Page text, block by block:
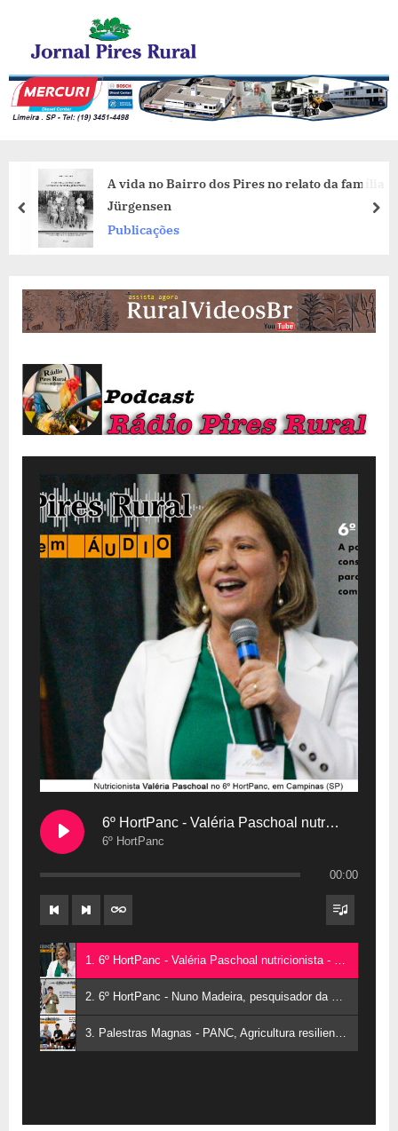
content
A vida no Bairro dos Pires no relato da família
Jürgensen
Publicações
prev
6º HortPanc - Valéria Paschoal nutricionista
6º HortPanc
00:00
1. 6º HortPanc - Valéria Paschoal nutricionista - 6º HortPanc
2. 6º HortPanc - Nuno Madeira, pesquisador da Embrapa Hortaliças - 6º HortPanc
3. Palestras Magnas - PANC, Agricultura resiliente e as mudanças climáticas - 6º HortPanc